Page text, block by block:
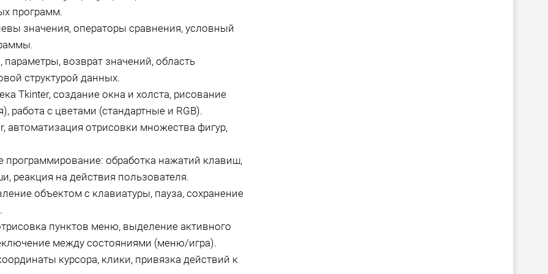
программ.
значения, операторы сравнения, условный
возврат значений, область
структурой данных.
Tkinter, создание окна и холста, рисование
работа с цветами (стандартные и RGB).
отрисовки множества фигур,
обработка нажатий клавиш,
реакция на действия пользователя.
объектом с клавиатуры, пауза, сохранение
пунктов меню, выделение активного
между состояниями (меню/игра).
курсора, клики, привязка действий к